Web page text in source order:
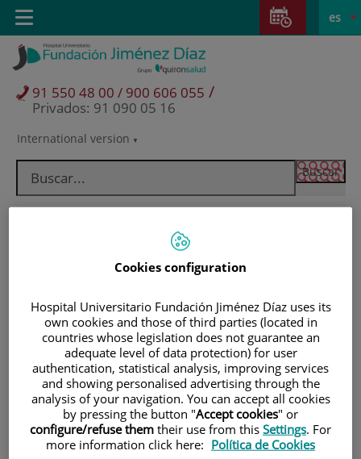
Saltar al contenido
Saltar
contenido
Selector
idioma
activo
es
International version
91 550 48 00 / 900 606 055 /
Privados: 91 090 05 16
Toggle
navigation
Pacientes y visitantes
Cookies configuration
Hospital Universitario Fundación Jiménez Díaz uses its
own cookies and those of third parties (located in
countries whose legislation does not guarantee an
adequate level of data protection) for user
authentication, statistical analysis, improving services
and showing personalised advertising through the
analysis of your navigation. You can accept all cookies
by pressing the button "Accept cookies" or
configure/refuse them their use from this Settings. For
more information click here: Política de Cookies